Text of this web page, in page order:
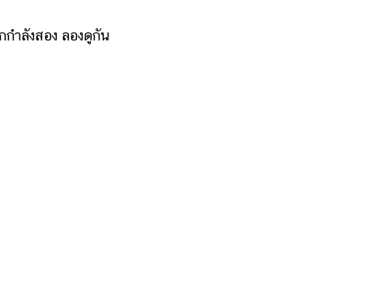
ำลังสอง ลองดูกัน